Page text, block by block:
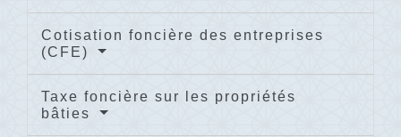
Cotisation foncière des entreprises
(CFE)
Taxe foncière sur les propriétés
bâties